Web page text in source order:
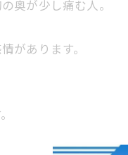
奥が少し痛む人。
があります。